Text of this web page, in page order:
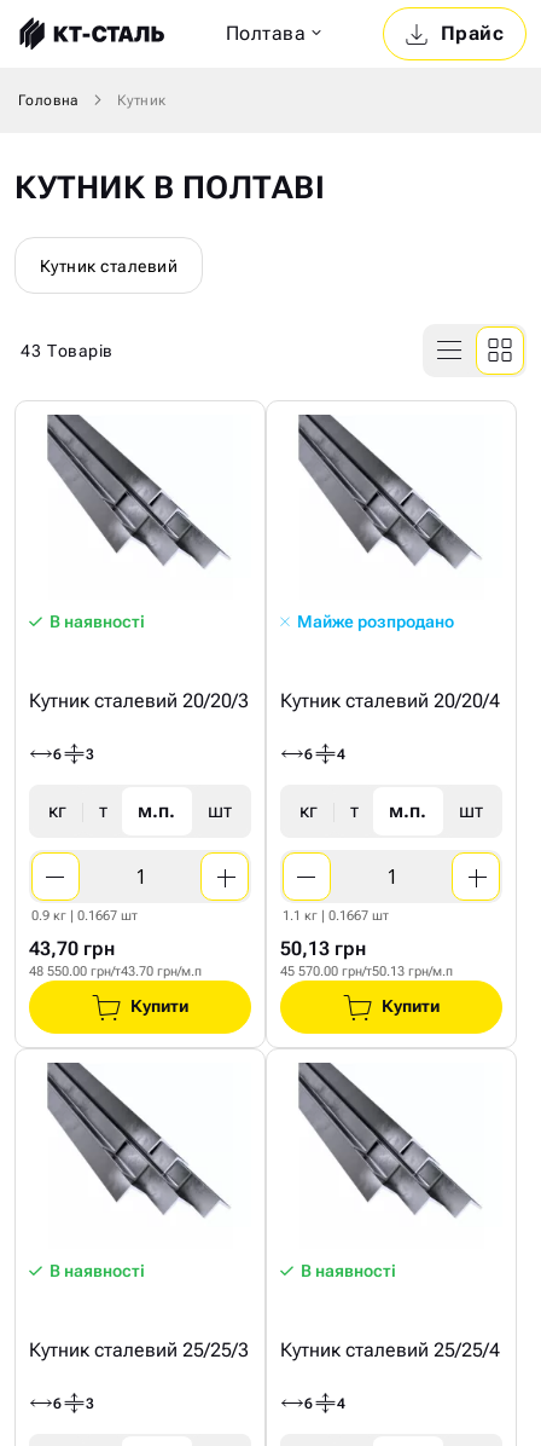
Прайс
Полтава
Головна Кутник
КУТНИК В ПОЛТАВІ
Кутник сталевий
43 Товарів
В наявності
Кутник сталевий 20/20/3
6 3
кг т м.п. шт
0.9 кг | 0.1667 шт
43,70 грн
48 550.00 грн/т43.70 грн/м.п
Купити
Майже розпродано
Кутник сталевий 20/20/4
6 4
кг т м.п. шт
1.1 кг | 0.1667 шт
50,13 грн
45 570.00 грн/т50.13 грн/м.п
Купити
В наявності
Кутник сталевий 25/25/3
6 3
В наявності
Кутник сталевий 25/25/4
6 4